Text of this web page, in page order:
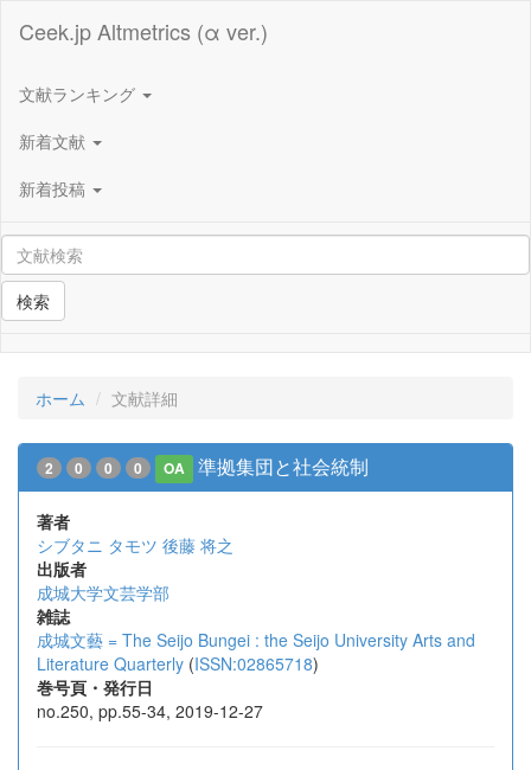
Ceek.jp Altmetrics (α ver.)
文献ランキング
新着文献
新着投稿
検索
ホーム 文献詳細
2 0 0 0 OA 準拠集団と社会統制
著者
シブタニ タモツ 後藤 将之
出版者
成城大学文芸学部
雑誌
成城文藝 = The Seijo Bungei : the Seijo University Arts and
Literature Quarterly (ISSN:02865718)
巻号頁・発行日
no.250, pp.55-34, 2019-12-27